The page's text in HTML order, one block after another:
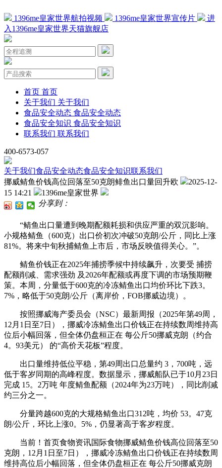
1396me皇家世界航拍视频 1396me皇家世界宣传片
进
入1396me皇家世界天猫旗舰店
首页 首页
关于我们 关于我们
食品安全动态 食品安全动态
食品安全知识 食品安全知识
联系我们 联系我们
400-6573-057
关于我们食品安全动态食品安全知识联系我们
挪威鲭鱼价钱高位回落至50克朗鲱鱼出口量回升欧
2025-12-
15 14:21
1396me皇家世界
分享到：
“鲭鱼出口量遭到晚期配额耗损和供应严重的双沉影响。
小规格鲭鱼（600克）出口价初次冲破50克朗/公斤，同比上涨
81%。将来中旬秋捕鲭鱼上市后，市场反映值得关心。”。
鲭鱼价钱正在2025年捕捞季候中持续飙升，次要受 捕捞
配额削减、需求强劲 及2026年配额或再度下调的市场预期鞭
策。本周，分量低于600克的冷冻鲭鱼出口均价环比下跌3。
7%，略低于50克朗/公斤（离岸价，FOB挪威边境）。
按照挪威海产委员会（NSC）最新周报（2025年第49周，
12月1日至7日），挪威冷冻鲭鱼出口价钱正在持续数周维持高
位后小幅回落，但全体仍盘桓正在 每公斤50挪威克朗（约合
4。93美元） 的“高价天花板”程度。
出口量维持低位平稳，第49周出口总量约 3，700吨，远
低于客岁同期的高峰程度。数据显示，挪威船队已于10月23日
完成 15。2万吨 年度鲭鱼配额（2024年为23万吨），同比削减
约三分之一。
分量跨越600克的大规格鲭鱼出口312吨，均价 53。47克
朗/公斤，环比上涨0。5%，仍显著高于客岁程度。
当前！首页食物资讯国际食物挪威鲭鱼价钱高位回落至50
克朗，12月1日至7日），挪威冷冻鲭鱼出口价钱正在持续数周
维持高位后小幅回落，但全体仍盘桓正在 每公斤50挪威克朗